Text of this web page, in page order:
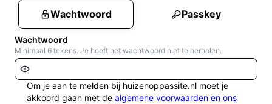
Wachtwoord Passkey
Wachtwoord
Minimaal 6 tekens. Je hoeft het wachtwoord niet te herhalen.
Om je aan te melden bij huizenoppassite.nl moet je
akkoord gaan met de algemene voorwaarden en ons